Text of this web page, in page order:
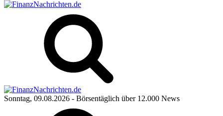
Sonntag, 09.08.2026 - Börsentäglich über 12.000 News